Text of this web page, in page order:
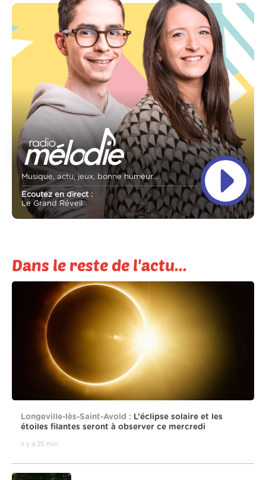
Musique, actu, jeux, bonne humeur...
Ecoutez en direct :
Le Grand Réveil
Dans le reste de l'actu...
Longeville-lès-Saint-Avold : L’éclipse solaire et les
étoiles filantes seront à observer ce mercredi
il y a 25 min